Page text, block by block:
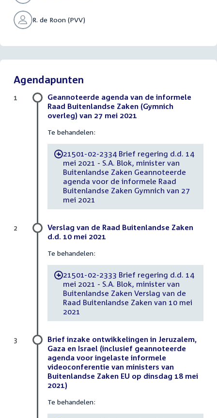
R. de Roon (PVV)
Agendapunten
Geannoteerde agenda van de informele
Raad Buitenlandse Zaken (Gymnich
overleg) van 27 mei 2021
Te behandelen:
-21501-02-2334 Brief regering d.d. 14
mei 2021 - S.A. Blok, minister van
Buitenlandse Zaken Geannoteerde
agenda voor de informele Raad
Buitenlandse Zaken Gymnich van 27
mei 2021
1
Verslag van de Raad Buitenlandse Zaken
d.d. 10 mei 2021
Te behandelen:
-21501-02-2333 Brief regering d.d. 14
mei 2021 - S.A. Blok, minister van
Buitenlandse Zaken Verslag van de
Raad Buitenlandse Zaken van 10 mei
2021
2
Brief inzake ontwikkelingen in Jeruzalem,
Gaza en Israel (inclusief geannoteerde
agenda voor ingelaste informele
videoconferentie van ministers van
Buitenlandse Zaken EU op dinsdag 18 mei
2021)
Te behandelen:
3